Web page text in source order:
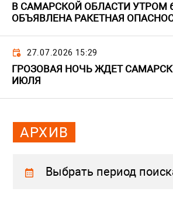
В САМАРСКОЙ ОБЛАСТИ УТРОМ
ОБЪЯВЛЕНА РАКЕТНАЯ
27.07.2026 15:29
ГРОЗОВАЯ НОЧЬ ЖДЕТ
ИЮЛЯ
АРХИВ
Выбрать период